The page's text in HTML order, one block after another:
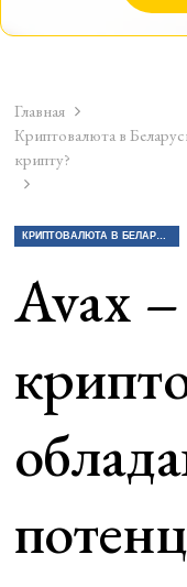
Главная
Криптовалюта в
крипту?
КРИПТОВАЛЮТА В БЕЛАРУСИ: ЗАКОННО ЛИ ПОКУПАТЬ, ПРОДАВАТЬ КРИПТУ?
Avax